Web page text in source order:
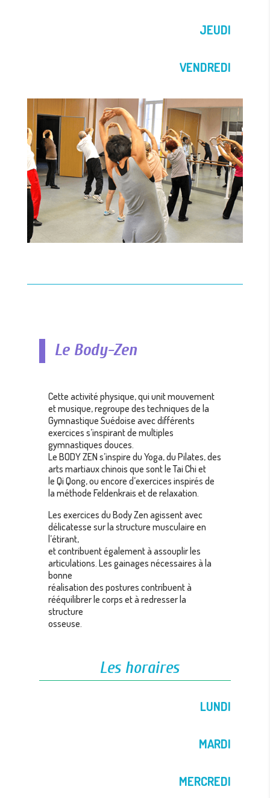
JEUDI
VENDREDI
Le Body-Zen
Cette activité physique, qui unit mouvement
et musique, regroupe des techniques de la
Gymnastique Suédoise avec différents
exercices s’inspirant de multiples
gymnastiques douces.
Le BODY ZEN s’inspire du Yoga, du Pilates, des
arts martiaux chinois que sont le Tai Chi et
le Qi Qong, ou encore d’exercices inspirés de
la méthode Feldenkrais et de relaxation.
Les exercices du Body Zen agissent avec
délicatesse sur la structure musculaire en
l’étirant,
et contribuent également à assouplir les
articulations. Les gainages nécessaires à la
bonne
réalisation des postures contribuent à
rééquilibrer le corps et à redresser la
structure
osseuse.
Les horaires
LUNDI
MARDI
MERCREDI